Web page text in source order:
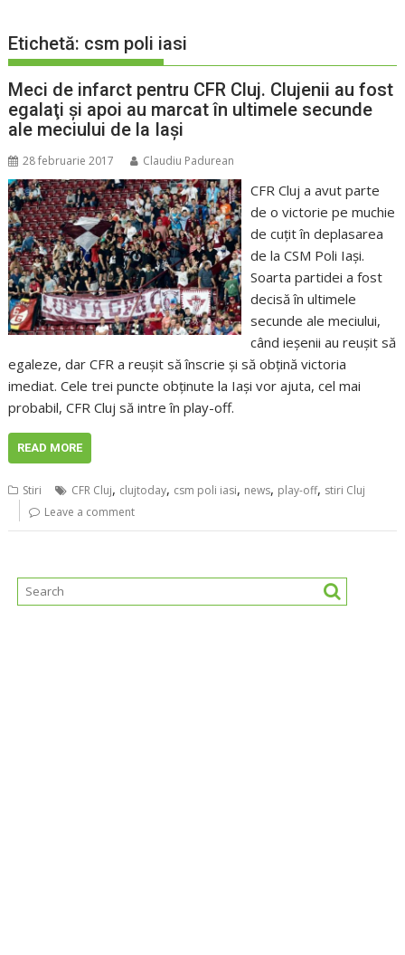
Etichetă: csm poli iasi
Meci de infarct pentru CFR Cluj. Clujenii au fost
egalaţi şi apoi au marcat în ultimele secunde
ale meciului de la Iaşi
28 februarie 2017 Claudiu Padurean
CFR Cluj a avut parte
de o victorie pe muchie
de cuţit în deplasarea
de la CSM Poli Iaşi.
Soarta partidei a fost
decisă în ultimele
secunde ale meciului,
când ieşenii au reuşit să
egaleze, dar CFR a reuşit să înscrie şi să obţină victoria
imediat. Cele trei puncte obţinute la Iaşi vor ajuta, cel mai
probabil, CFR Cluj să intre în play-off.
READ MORE
Stiri CFR Cluj, clujtoday, csm poli iasi, news, play-off, stiri Cluj
Leave a comment